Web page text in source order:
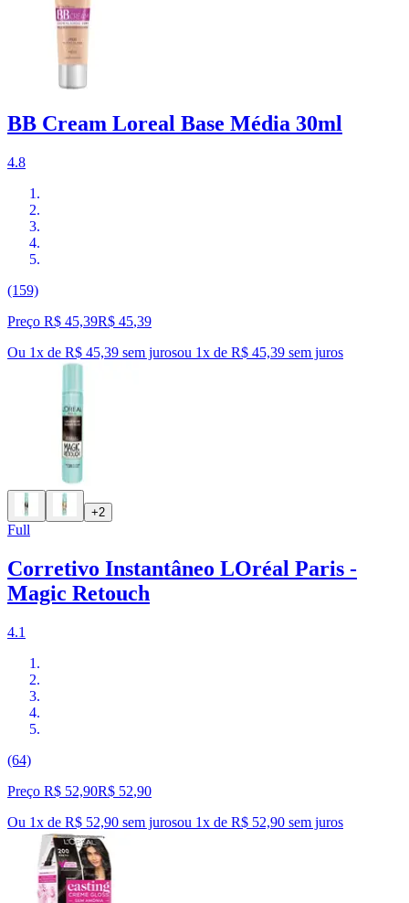
BB Cream Loreal Base Média 30ml
4.8
(159)
Preço R$ 45,39R$ 45,39
Ou 1x de R$ 45,39 sem jurosou 1x de R$ 45,39 sem juros
+2
Full
Corretivo Instantâneo LOréal Paris -
Magic Retouch
4.1
(64)
Preço R$ 52,90R$ 52,90
Ou 1x de R$ 52,90 sem jurosou 1x de R$ 52,90 sem juros